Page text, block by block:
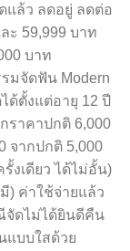
แล้ว ลดอยู่ ลดต่อ
ะ 59,999 บาท
บาท
มจัดฟัน Modern
ด้ตั้งแต่อายุ 12 ปี
ราคาปกติ 6,000
จากปกติ 5,000
งเดียว ได้ไม่อั้น)
) ค่าใช้จ่ายแล้ว
จัดไม่ได้ยินดีคืน
แบบใสด้วย